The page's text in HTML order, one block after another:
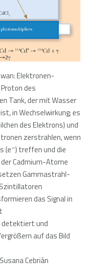
Elektronen-
des
Tank, der mit Wasser
in Wechselwirkung; es
des Elektrons) und
zerstrahlen, wenn
(e–) treffen und die
Cadmium-Atome
Gammastrahl-
das Signal in
detektiert und
auf das Bild
Cebrián